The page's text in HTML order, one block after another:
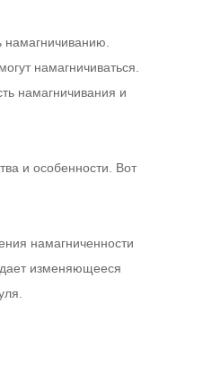
намагничиваться.
намагничивания и
и особенности. Вот
намагниченности
изменяющееся